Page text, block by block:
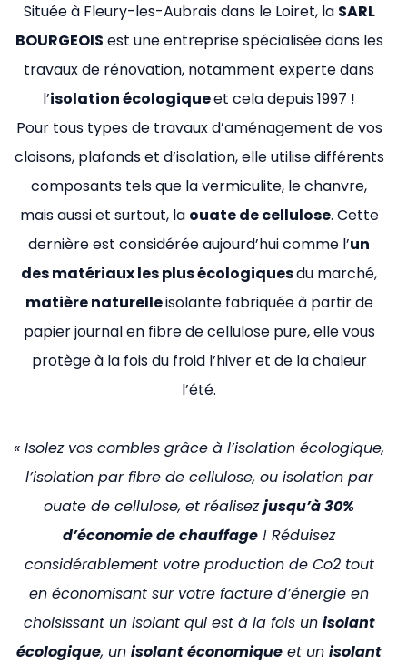
Située à Fleury-les-Aubrais dans le Loiret, la SARL
BOURGEOIS est une entreprise spécialisée dans les
travaux de rénovation, notamment experte dans
l’isolation écologiqueet cela depuis 1997 !
Pour tous types de travaux d’aménagement de vos
cloisons, plafonds et d’isolation, elle utilise différents
composants tels que la vermiculite, le chanvre,
mais aussi et surtout, la ouate de cellulose. Cette
dernière est considérée aujourd’hui comme l’un
des matériaux les plus écologiquesdu marché,
matière naturelleisolante fabriquée à partir de
papier journal en fibre de cellulose pure, elle vous
protège à la fois du froid l’hiver et de la chaleur
l’été.
« Isolez vos combles grâce à l’isolation écologique,
l’isolation par fibre de cellulose, ou isolation par
ouate de cellulose, et réalisezjusqu’à 30%
d’économie de chauffage ! Réduisez
considérablement votre production de Co2 tout
en économisant sur votre facture d’énergie en
choisissant un isolant qui est à la fois un isolant
écologique, un isolant économique et un isolant